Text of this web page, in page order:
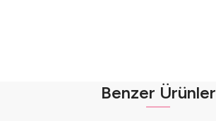
Benzer Ürünler